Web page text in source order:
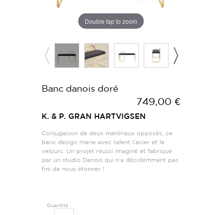
Double tap to zoom
Banc danois doré
749,00 €
K. & P. GRAN HARTVIGSEN
Conjugaison de deux matériaux opposés, ce
banc design marie avec talent l’acier et le
velours. Un projet réussi imaginé et fabriqué
par un studio Danois qui n’a décidémment pas
fini de nous étonner !
Quantité :